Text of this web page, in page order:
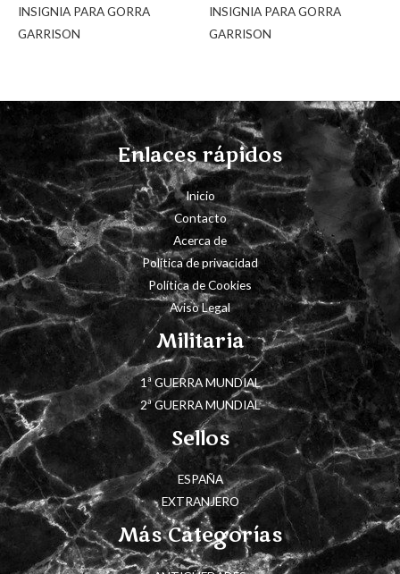
INSIGNIA PARA GORRA
GARRISON
INSIGNIA PARA GORRA
GARRISON
Enlaces rápidos
Inicio
Contacto
Acerca de
Política de privacidad
Política de Cookies
Aviso Legal
Militaria
1ª GUERRA MUNDIAL
2ª GUERRA MUNDIAL
Sellos
ESPAÑA
EXTRANJERO
Más Categorías